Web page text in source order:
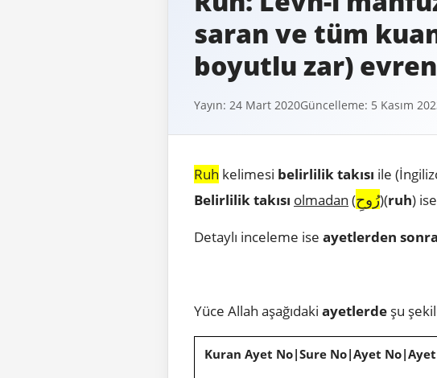
saran ve tüm
boyutlu zar)
Yayın: 24 Mart 2020Güncelleme: 5 Kasım
Ruh kelimesi belirlilik takısı ile
Belirlilik takısı olmadan (رُوحِ)(ruh) ise
Detaylı inceleme ise ayetlerden sonra
Yüce Allah aşağıdaki ayetlerde şu
Kuran Ayet No|Sure No|Ayet No|Ayet